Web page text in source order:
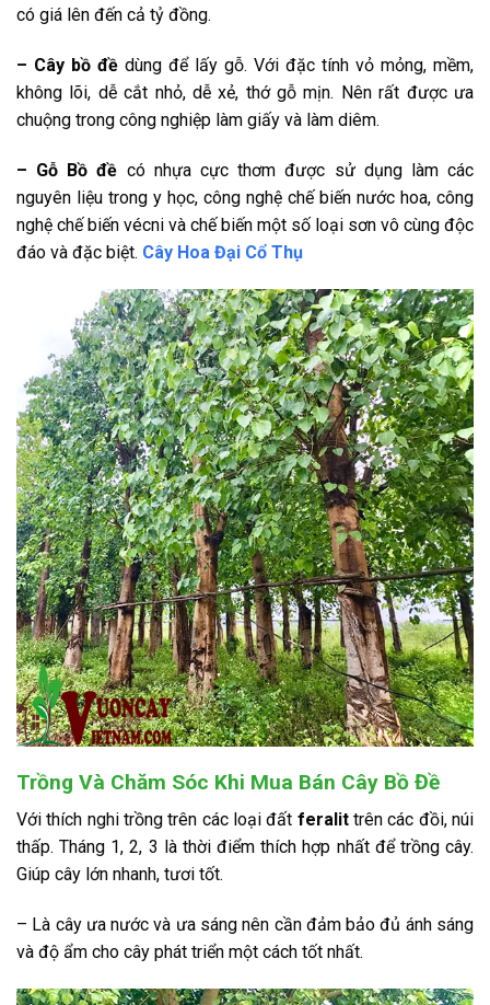
có giá lên đến cả tỷ đồng.
– Cây bồ đề dùng để lấy gỗ. Với đặc tính vỏ mỏng, mềm,
không lõi, dễ cắt nhỏ, dễ xẻ, thớ gỗ mịn. Nên rất được ưa
chuộng trong công nghiệp làm giấy và làm diêm.
– Gỗ Bồ đề có nhựa cực thơm được sử dụng làm các
nguyên liệu trong y học, công nghệ chế biến nước hoa, công
nghệ chế biến vécni và chế biến một số loại sơn vô cùng độc
đáo và đặc biệt. Cây Hoa Đại Cổ Thụ
Trồng Và Chăm Sóc Khi Mua Bán Cây Bồ Đề
Với thích nghi trồng trên các loại đất feralittrên các đồi, núi
thấp. Tháng 1, 2, 3 là thời điểm thích hợp nhất để trồng cây.
Giúp cây lớn nhanh, tươi tốt.
– Là cây ưa nước và ưa sáng nên cần đảm bảo đủ ánh sáng
và độ ẩm cho cây phát triển một cách tốt nhất.